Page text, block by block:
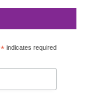
*indicates required